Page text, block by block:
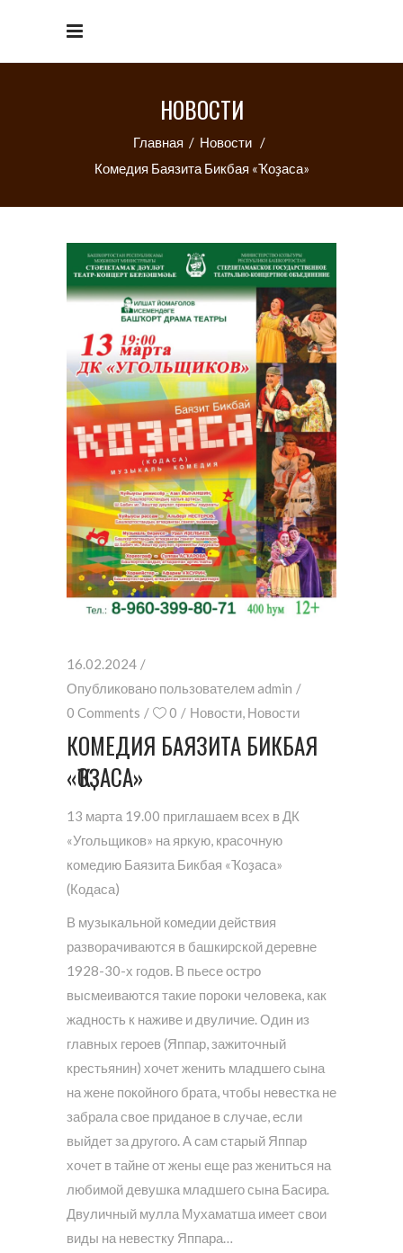
НОВОСТИ
Главная / Новости /
Комедия Баязита Бикбая «Ҡоҙаса»
16.02.2024
Опубликовано пользователемadmin
0 Comments
0 Новости, Новости
КОМЕДИЯ БАЯЗИТА БИКБАЯ
«ҠОҘАСА»
13 марта 19.00 приглашаем всех в ДК
«Угольщиков» на яркую, красочную
комедию Баязита Бикбая «Ҡоҙаса»
(Кодаса)
В музыкальной комедии действия
разворачиваются в башкирской деревне
1928-30-х годов. В пьесе остро
высмеиваются такие пороки человека, как
жадность к наживе и двуличие. Один из
главных героев (Яппар, зажиточный
крестьянин) хочет женить младшего сына
на жене покойного брата, чтобы невестка не
забрала свое приданое в случае, если
выйдет за другого. А сам старый Яппар
хочет в тайне от жены еще раз жениться на
любимой девушка младшего сына Басира.
Двуличный мулла Мухаматша имеет свои
виды на невестку Яппара…